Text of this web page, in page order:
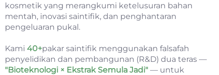
kosmetik yang merangkumi ketelusuran bahan
mentah, inovasi saintifik, dan penghantaran
pengeluaran pukal.
Kami 40+pakar saintifik menggunakan falsafah
penyelidikan dan pembangunan (R&D) dua teras —
"Bioteknologi × Ekstrak Semula Jadi" — untuk